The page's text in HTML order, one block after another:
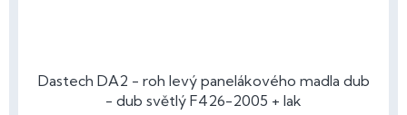
Dastech DA2 - roh levý panelákového madla dub
- dub světlý F426-2005 + lak